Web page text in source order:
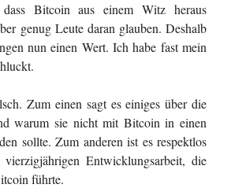
dass Bitcoin aus einem Witz heraus
genug Leute daran glauben. Deshalb
nun einen Wert. Ich habe fast mein
Zum einen sagt es einiges über die
warum sie nicht mit Bitcoin in einen
sollte. Zum anderen ist es respektlos
vierzigjährigen Entwicklungsarbeit, die
führte.